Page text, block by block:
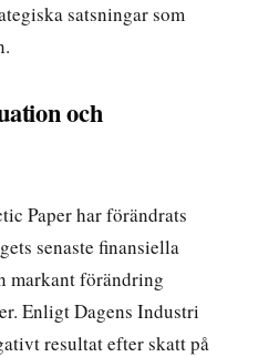
satsningar som
och
Paper har förändrats
senaste finansiella
markant förändring
Enligt Dagens Industri
resultat efter skatt på